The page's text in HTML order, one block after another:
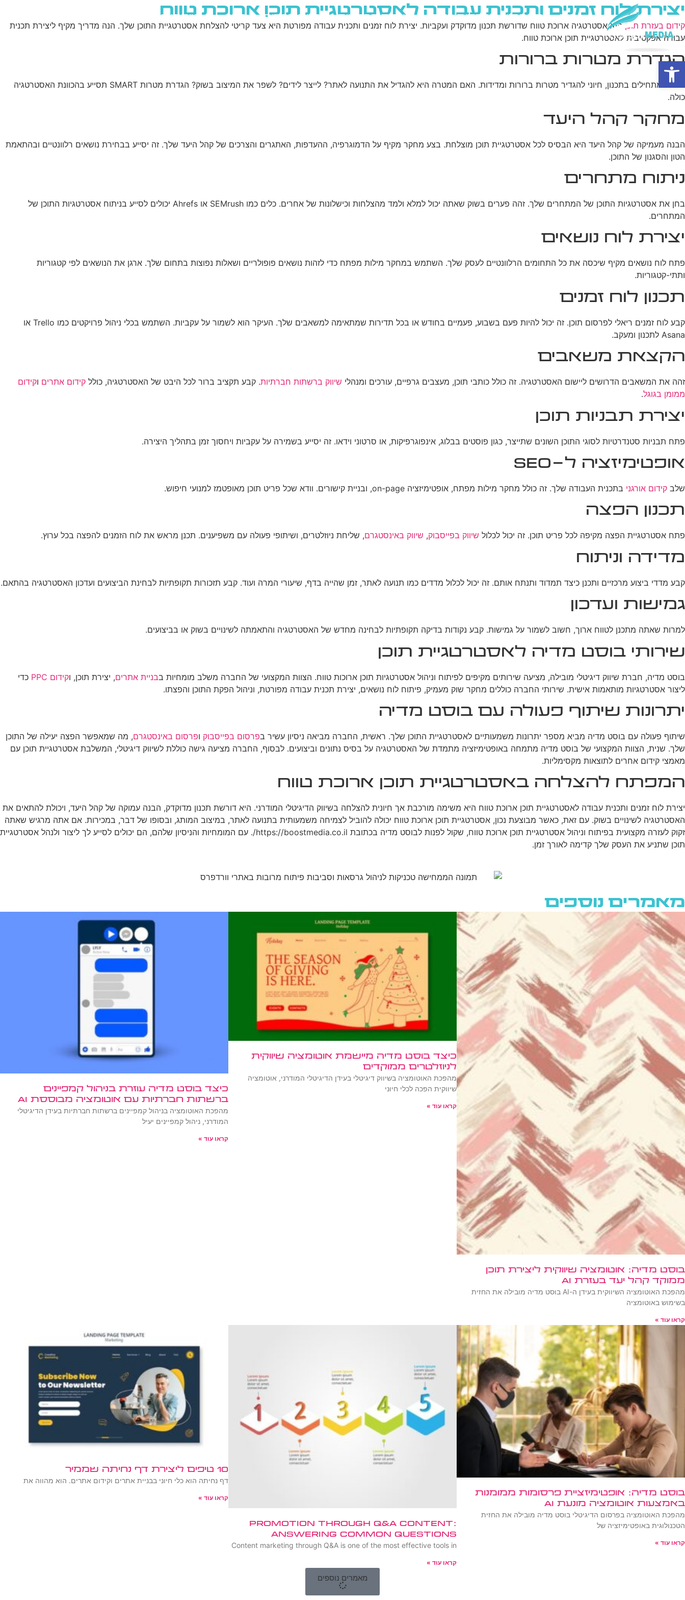
פתח סרגל נגישות
בית מי אנחנו פרסום בגוגל רשתות חברתיות בניית אתרים בלוג שירותי AI
יצירת לוח זמנים ותכנית עבודה לאסטרטגיית תוכן ארוכת טווח
קידום בעזרת תוכןהוא אסטרטגיה ארוכת טווח שדורשת תכנון מדוקדק ועקביות. יצירת לוח זמנים ותכנית עבודה מפורטת היא צעד קריטי להצלחת אסטרטגיית התוכן שלך. הנה מדריך מקיף ליצירת תכנית
עבודה אפקטיבית לאסטרטגיית תוכן ארוכת טווח.
הגדרת מטרות ברורות
לפני שמתחילים בתכנון, חיוני להגדיר מטרות ברורות ומדידות. האם המטרה היא להגדיל את התנועה לאתר? לייצר לידים? לשפר את המיצוב בשוק? הגדרת מטרות SMART תסייע בהכוונת האסטרטגיה
כולה.
מחקר קהל היעד
הבנה מעמיקה של קהל היעד היא הבסיס לכל אסטרטגיית תוכן מוצלחת. בצע מחקר מקיף על הדמוגרפיה, ההעדפות, האתגרים והצרכים של קהל היעד שלך. זה יסייע בבחירת נושאים רלוונטיים ובהתאמת
הטון והסגנון של התוכן.
ניתוח מתחרים
בחן את אסטרטגיות התוכן של המתחרים שלך. זהה פערים בשוק שאתה יכול למלא ולמד מהצלחות וכישלונות של אחרים. כלים כמו SEMrush או Ahrefs יכולים לסייע בניתוח אסטרטגיות התוכן של
המתחרים.
יצירת לוח נושאים
פתח לוח נושאים מקיף שיכסה את כל התחומים הרלוונטיים לעסק שלך. השתמש במחקר מילות מפתח כדי לזהות נושאים פופולריים ושאלות נפוצות בתחום שלך. ארגן את הנושאים לפי קטגוריות
ותתי-קטגוריות.
תכנון לוח זמנים
קבע לוח זמנים ריאלי לפרסום תוכן. זה יכול להיות פעם בשבוע, פעמיים בחודש או בכל תדירות שמתאימה למשאבים שלך. העיקר הוא לשמור על עקביות. השתמש בכלי ניהול פרויקטים כמו Trello או
Asana לתכנון ומעקב.
הקצאת משאבים
זהה את המשאבים הדרושים ליישום האסטרטגיה. זה כולל כותבי תוכן, מעצבים גרפיים, עורכים ומנהלי שיווק ברשתות חברתיות. קבע תקציב ברור לכל היבט של האסטרטגיה, כולל קידום אתרים וקידום
ממומן בגוגל.
יצירת תבניות תוכן
פתח תבניות סטנדרטיות לסוגי התוכן השונים שתייצר, כגון פוסטים בבלוג, אינפוגרפיקות, או סרטוני וידאו. זה יסייע בשמירה על עקביות ויחסוך זמן בתהליך היצירה.
אופטימיזציה ל-SEO
שלב קידום אורגני בתכנית העבודה שלך. זה כולל מחקר מילות מפתח, אופטימיזציה on-page, ובניית קישורים. וודא שכל פריט תוכן מאופטמז למנועי חיפוש.
תכנון הפצה
פתח אסטרטגיית הפצה מקיפה לכל פריט תוכן. זה יכול לכלול שיווק בפייסבוק, שיווק באינסטגרם, שליחת ניוזלטרים, ושיתופי פעולה עם משפיענים. תכנן מראש את לוח הזמנים להפצה בכל ערוץ.
מדידה וניתוח
קבע מדדי ביצוע מרכזיים ותכנן כיצד תמדוד ותנתח אותם. זה יכול לכלול מדדים כמו תנועה לאתר, זמן שהייה בדף, שיעורי המרה ועוד. קבע תזכורות תקופתיות לבחינת הביצועים ועדכון האסטרטגיה בהתאם.
גמישות ועדכון
למרות שאתה מתכנן לטווח ארוך, חשוב לשמור על גמישות. קבע נקודות בדיקה תקופתיות לבחינה מחדש של האסטרטגיה והתאמתה לשינויים בשוק או בביצועים.
שירותי בוסט מדיה לאסטרטגיית תוכן
בוסט מדיה, חברת שיווק דיגיטלי מובילה, מציעה שירותים מקיפים לפיתוח וניהול אסטרטגיות תוכן ארוכות טווח. הצוות המקצועי של החברה משלב מומחיות בבניית אתרים, יצירת תוכן, וקידום PPC
כדי
ליצור אסטרטגיות מותאמות אישית. שירותי החברה כוללים מחקר שוק מעמיק, פיתוח לוח נושאים, יצירת תכנית עבודה מפורטת, וניהול הפקת התוכן והפצתו.
יתרונות שיתוף פעולה עם בוסט מדיה
שיתוף פעולה עם בוסט מדיה מביא מספר יתרונות משמעותיים לאסטרטגיית התוכן שלך. ראשית, החברה מביאה ניסיון עשיר בפרסום בפייסבוק ופרסום באינסטגרם, מה שמאפשר הפצה יעילה של התוכן
שלך. שנית, הצוות המקצועי של בוסט מדיה מתמחה באופטימיזציה מתמדת של האסטרטגיה על בסיס נתונים וביצועים. לבסוף, החברה מציעה גישה כוללת לשיווק דיגיטלי, המשלבת אסטרטגיית תוכן עם
מאמצי קידום אחרים לתוצאות מקסימליות.
המפתח להצלחה באסטרטגיית תוכן ארוכת טווח
יצירת לוח זמנים ותכנית עבודה לאסטרטגיית תוכן ארוכת טווח היא משימה מורכבת אך חיונית להצלחה בשיווק הדיגיטלי המודרני. היא דורשת תכנון מדוקדק, הבנה עמוקה של קהל היעד, ויכולת להתאים את
האסטרטגיה לשינויים בשוק. עם זאת, כאשר מבוצעת נכון, אסטרטגיית תוכן ארוכת טווח יכולה להוביל לצמיחה משמעותית בתנועה לאתר, במיצוב המותג, ובסופו של דבר, במכירות. אם אתה מרגיש שאתה
זקוק לעזרה מקצועית בפיתוח וניהול אסטרטגיית תוכן ארוכת טווח, שקול לפנות לבוסט מדיה בכתובת https://boostmedia.co.il/. עם המומחיות והניסיון שלהם, הם יכולים לסייע לך ליצור ולנהל אסטרטגיית
תוכן שתניע את העסק שלך קדימה לאורך זמן.
מאמרים נוספים
בוסט מדיה: אוטומציה שיווקית ליצירת תוכן
ממוקד קהל יעד בעזרת AI
מהפכת האוטומציה השיווקית בעידן ה-AI בוסט מדיה מובילה את החזית
בשימוש באוטומציה
קראו עוד »
כיצד בוסט מדיה מיישמת אוטומציה שיווקית
לניוזלטרים ממוקדים
מהפכת האוטומציה בשיווק דיגיטלי בעידן הדיגיטלי המודרני, אוטומציה
שיווקית הפכה לכלי חיוני
קראו עוד »
כיצד בוסט מדיה עוזרת בניהול קמפיינים
ברשתות חברתיות עם אוטומציה מבוססת AI
מהפכת האוטומציה בניהול קמפיינים ברשתות חברתיות בעידן הדיגיטלי
המודרני, ניהול קמפיינים יעיל
קראו עוד »
בוסט מדיה: אופטימיזציית פרסומות ממומנות
באמצעות אוטומציה מונעת AI
מהפכת האוטומציה בפרסום הדיגיטלי בוסט מדיה מובילה את החזית
הטכנולוגית באופטימיזציה של
קראו עוד »
Promotion Through Q&A Content:
Answering Common Questions
Content marketing through Q&A is one of the most effective tools in
קראו עוד »
10 טיפים ליצירת דף נחיתה שממיר
דף נחיתה הוא כלי חיוני בבניית אתרים וקידום אתרים. הוא מהווה את
קראו עוד »
מאמרים נוספים